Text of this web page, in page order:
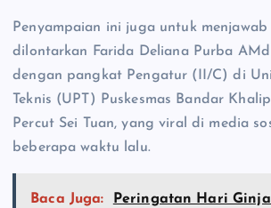
Penyampaian ini juga untuk menjawab
dilontarkan Farida Deliana Purba
dengan pangkat Pengatur (II/C) di
Teknis (UPT) Puskesmas Bandar
Percut Sei Tuan, yang viral di media
beberapa waktu lalu.
Baca Juga:
Peringatan Hari